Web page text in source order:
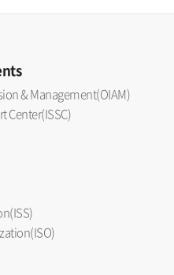
& Management(OIAM)
Center(ISSC)